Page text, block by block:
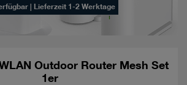
| Lieferzeit 1-2 Werktage
Outdoor Router Mesh Set
1er